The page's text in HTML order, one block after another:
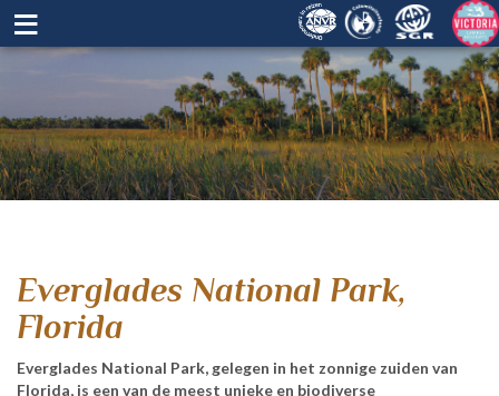
≡
Everglades National Park,
Florida
Everglades National Park, gelegen in het zonnige zuiden van
Florida, is een van de meest unieke en biodiverse